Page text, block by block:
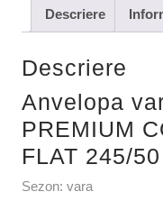
Descriere
Descriere
Anvelopa
PREMIUM
FLAT 245/
Sezon: vara